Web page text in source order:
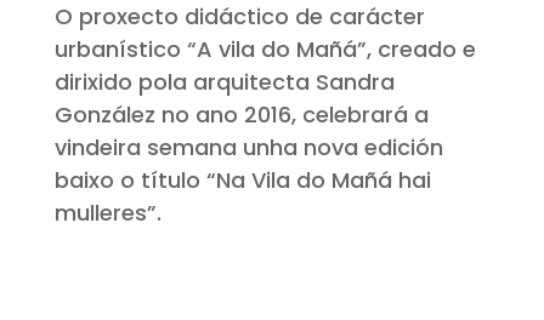
O proxecto didáctico de carácter
urbanístico “A vila do Mañá”, creado e
dirixido pola arquitecta Sandra
González no ano 2016, celebrará a
vindeira semana unha nova edición
baixo o título “Na Vila do Mañá hai
mulleres”.